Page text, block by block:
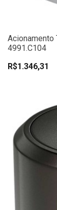
Acionamento
4991.C104
R$1.346,31